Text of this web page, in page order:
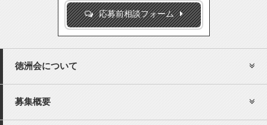
応募前相談フォーム
徳洲会について
募集概要